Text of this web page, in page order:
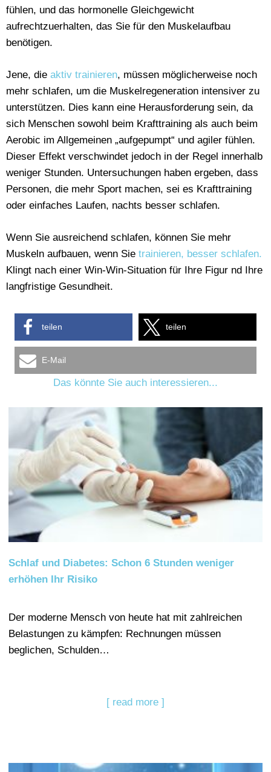
fühlen, und das hormonelle Gleichgewicht
aufrechtzuerhalten, das Sie für den Muskelaufbau
benötigen.
Jene, die aktiv trainieren, müssen möglicherweise noch
mehr schlafen, um die Muskelregeneration intensiver zu
unterstützen. Dies kann eine Herausforderung sein, da
sich Menschen sowohl beim Krafttraining als auch beim
Aerobic im Allgemeinen „aufgepumpt“ und agiler fühlen.
Dieser Effekt verschwindet jedoch in der Regel innerhalb
weniger Stunden. Untersuchungen haben ergeben, dass
Personen, die mehr Sport machen, sei es Krafttraining
oder einfaches Laufen, nachts besser schlafen.
Wenn Sie ausreichend schlafen, können Sie mehr
Muskeln aufbauen, wenn Sie trainieren, besser schlafen.
Klingt nach einer Win-Win-Situation für Ihre Figur nd Ihre
langfristige Gesundheit.
teilen teilen
E-Mail
Das könnte Sie auch interessieren...
Schlaf und Diabetes: Schon 6 Stunden weniger
erhöhen Ihr Risiko
Der moderne Mensch von heute hat mit zahlreichen
Belastungen zu kämpfen: Rechnungen müssen
beglichen, Schulden…
[ read more ]